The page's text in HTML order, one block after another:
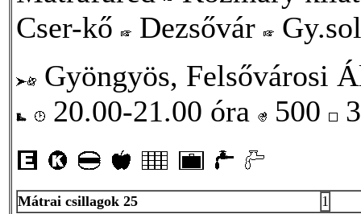
Cser-kő
Dezsővár
Gyöngyös, Felsővárosi
20.00-21.00 óra
500
Mátrai csillagok 25 1